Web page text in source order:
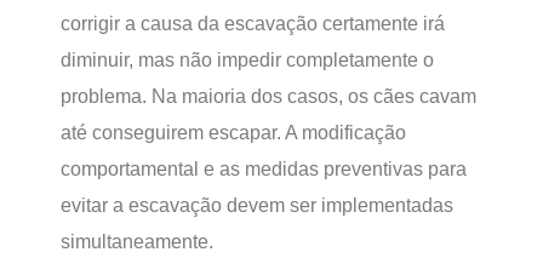
corrigir a causa da escavação certamente irá
diminuir, mas não impedir completamente o
problema. Na maioria dos casos, os cães cavam
até conseguirem escapar. A modificação
comportamental e as medidas preventivas para
evitar a escavação devem ser implementadas
simultaneamente.